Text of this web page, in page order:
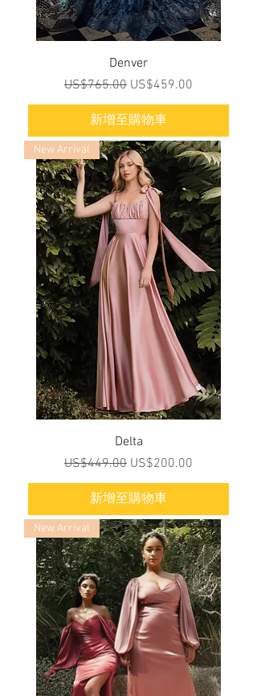
Denver
一般價格
US$765.00 促銷價格
US$459.00
新增至購物車
New Arrival
Delta
一般價格
US$449.00 促銷價格
US$200.00
新增至購物車
New Arrival